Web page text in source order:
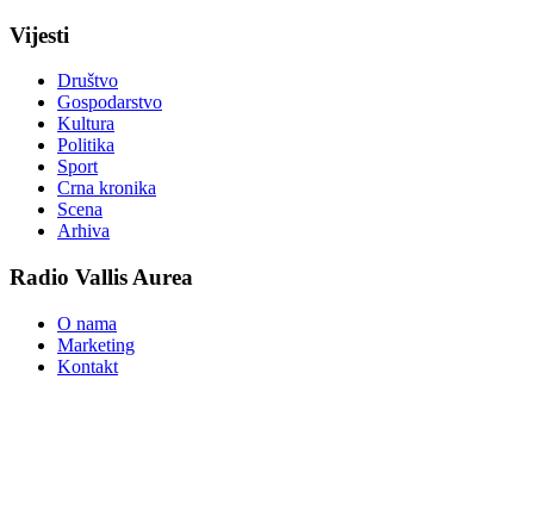
Vijesti
Društvo
Gospodarstvo
Kultura
Politika
Sport
Crna kronika
Scena
Arhiva
Radio Vallis Aurea
O nama
Marketing
Kontakt